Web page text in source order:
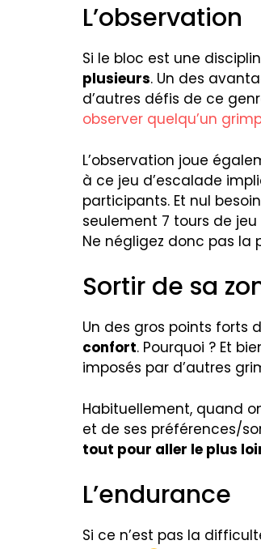
L’observation
Si le bloc est une
plusieurs. Un des
d’autres défis de ce
observer quelqu’un
L’observation joue
à ce jeu d’escalade
participants. Et nul
seulement 7 tours de
Ne négligez donc pas la
Sortir de sa
Un des gros points forts
confort. Pourquoi ? Et
imposés par d’autres
Habituellement, quand
et de ses préférences/
tout pour aller le plus
L’endurance
Si ce n’est pas la